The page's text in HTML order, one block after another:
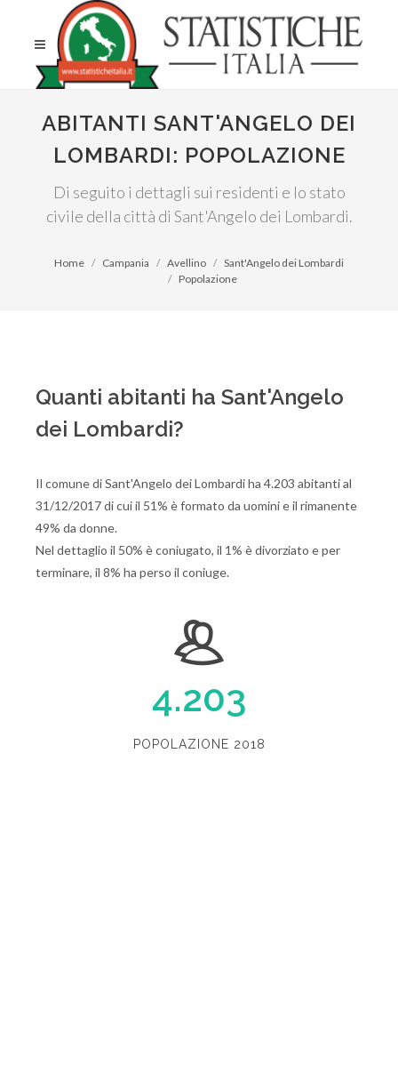
ABITANTI SANT'ANGELO DEI
LOMBARDI: POPOLAZIONE
Di seguito i dettagli sui residenti e lo stato
civile della città di Sant'Angelo dei Lombardi.
Home Campania Avellino
Sant'Angelo dei Lombardi
Popolazione
Quanti abitanti ha Sant'Angelo
dei Lombardi?
Il comune di Sant'Angelo dei Lombardi ha 4.203 abitanti al
31/12/2017 di cui il 51% è formato da uomini e il rimanente
49% da donne.
Nel dettaglio il 50% è coniugato, il 1% è divorziato e per
terminare, il 8% ha perso il coniuge.
4.203
POPOLAZIONE 2018